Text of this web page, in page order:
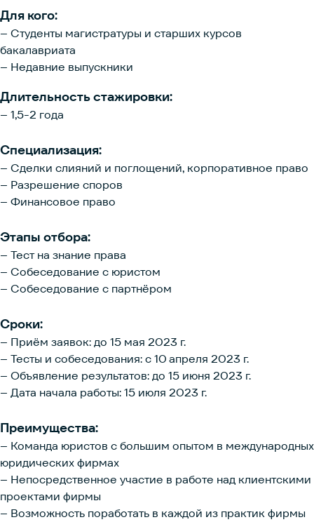
Для кого:
– Студенты магистратуры и старших курсов
бакалавриата
– Недавние выпускники
Длительность стажировки:
– 1,5-2 года
Специализация:
– Сделки слияний и поглощений, корпоративное право
– Разрешение споров
– Финансовое право
Этапы отбора:
– Тест на знание права
– Собеседование с юристом
– Собеседование с партнёром
Сроки:
– Приём заявок: до 15 мая 2023 г.
– Тесты и собеседования: с 10 апреля 2023 г.
– Объявление результатов: до 15 июня 2023 г.
– Дата начала работы: 15 июля 2023 г.
Преимущества:
– Команда юристов с большим опытом в международных
юридических фирмах
– Непосредственное участие в работе над клиентскими
проектами фирмы
– Возможность поработать в каждой из практик фирмы